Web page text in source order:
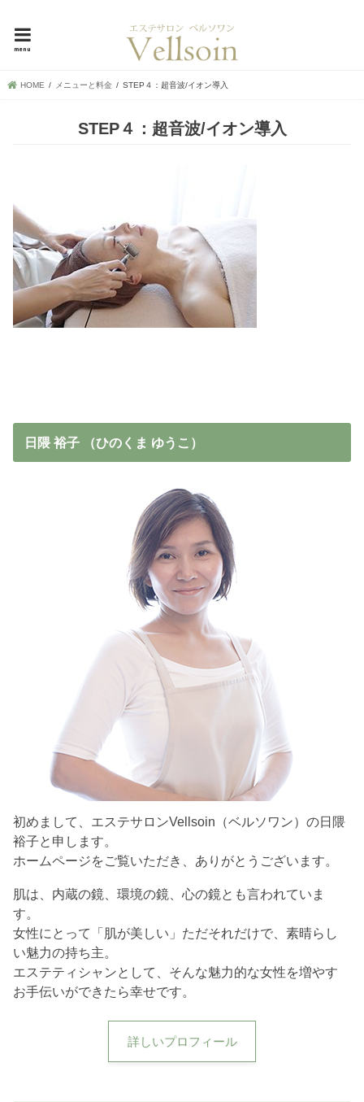
menu
HOME メニューと料金 STEP４：超音波/イオン導入
STEP４：超音波/イオン導入
日隈 裕子 （ひのくま ゆうこ）
初めまして、エステサロンVellsoin（ベルソワン）の日隈
裕子と申します。
ホームページをご覧いただき、ありがとうございます。
肌は、内蔵の鏡、環境の鏡、心の鏡とも言われていま
す。
女性にとって「肌が美しい」ただそれだけで、素晴らし
い魅力の持ち主。
エステティシャンとして、そんな魅力的な女性を増やす
お手伝いができたら幸せです。
詳しいプロフィール